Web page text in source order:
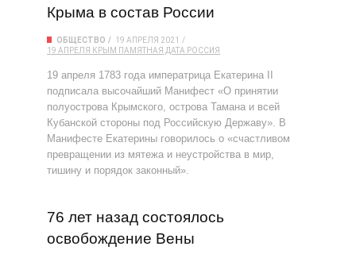
Крыма в состав России
ОБЩЕСТВО
19 АПРЕЛЯ 2021
19 АПРЕЛЯ КРЫМ ПАМЯТНАЯ ДАТА РОССИЯ
19 апреля 1783 года императрица Екатерина II
подписала высочайший Манифест «О принятии
полуострова Крымского, острова Тамана и всей
Кубанской стороны под Российскую Державу». В
Манифесте Екатерины говорилось о «счастливом
превращении из мятежа и неустройства в мир,
тишину и порядок законный».
76 лет назад состоялось
освобождение Вены